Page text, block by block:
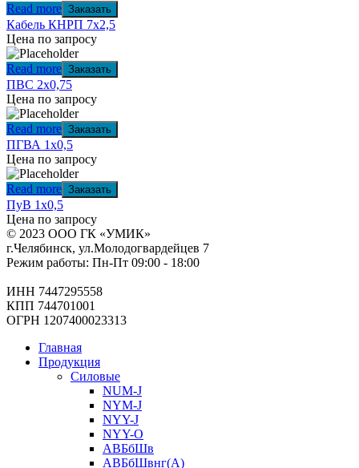
Read more Заказать
Кабель КНРП 7х2,5
Цена по запросу
Read more Заказать
ПВС 2х0,75
Цена по запросу
Read more Заказать
ПГВА 1х0,5
Цена по запросу
Read more Заказать
ПуВ 1х0,5
Цена по запросу
© 2023 ООО ГК «УМИК»
г.Челябинск, ул.Молодогвардейцев 7
Режим работы: Пн-Пт 09:00 - 18:00
ИНН 7447295558
КПП 744701001
ОГРН 1207400023313
Главная
Продукция
Силовые
NUM-J
NYM-J
NYY-J
NYY-O
АВБбШв
АВБбШвнг(А)